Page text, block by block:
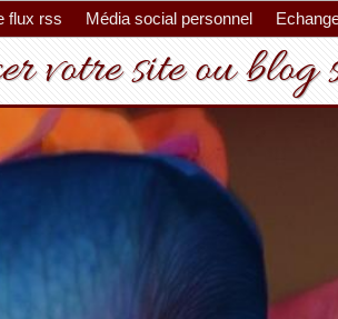
flux rss Média social personnel
votre site ou